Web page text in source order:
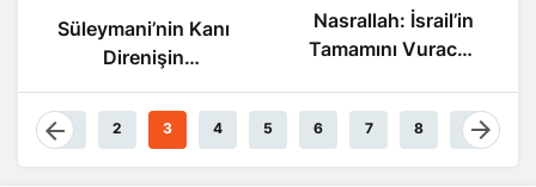
Süleymani’nin Kanı
Direnişin
Damarlarında
Akıyor
Nasrallah: İsrail’in
Tamamını Vuracak
1 2 3 4 5 6 7 8 9